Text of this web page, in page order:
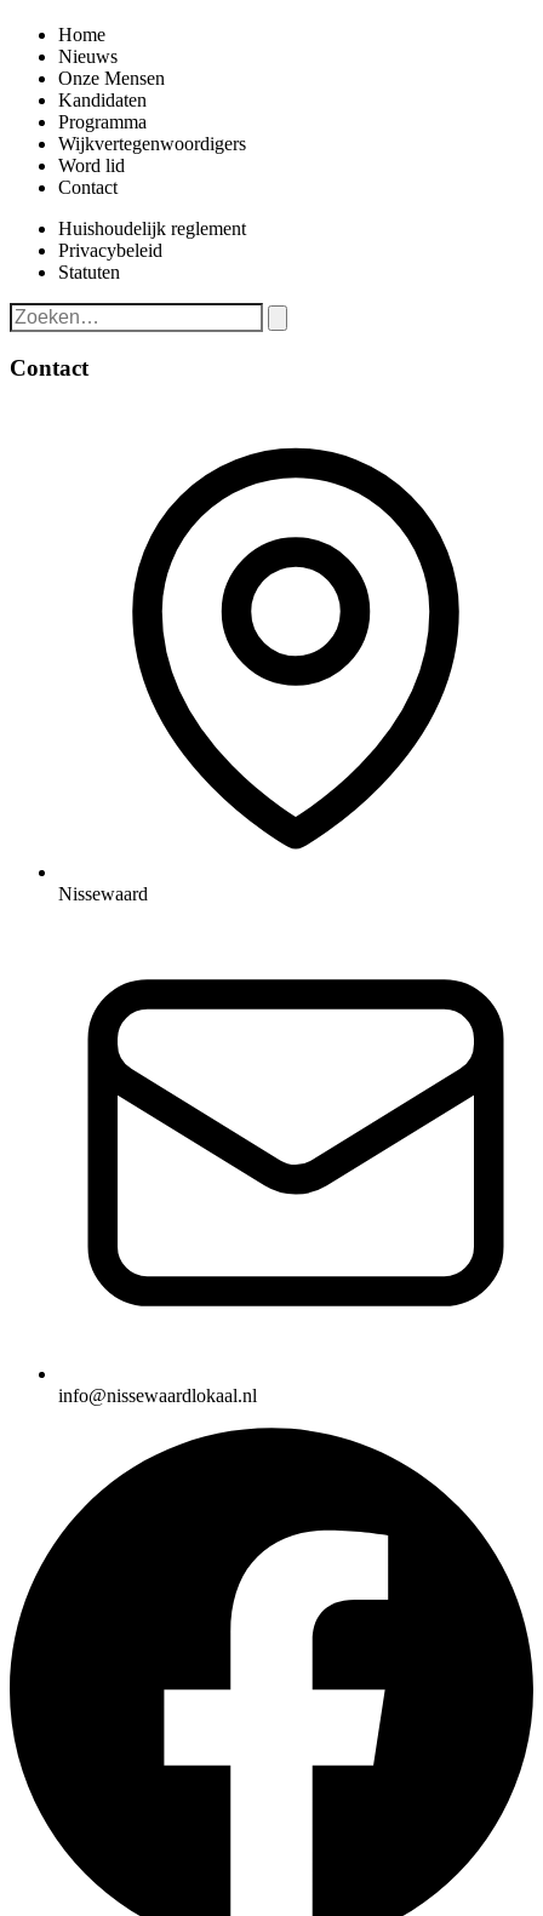
Home
Nieuws
Onze Mensen
Kandidaten
Programma
Wijkvertegenwoordigers
Word lid
Contact
Huishoudelijk reglement
Privacybeleid
Statuten
Contact
Nissewaard
info@nissewaardlokaal.nl